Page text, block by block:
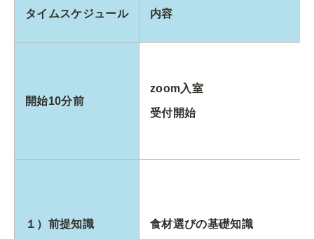
タイムスケジュール 内容
開始10分前
zoom入室
受付開始
１）前提知識 食材選びの基礎知識